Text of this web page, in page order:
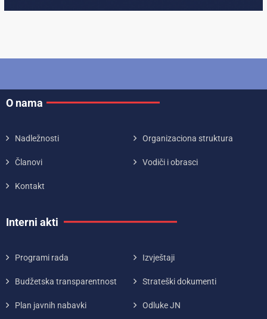
O nama
Nadležnosti Organizaciona struktura
Članovi Vodiči i obrasci
Kontakt
Interni akti
Programi rada Izvještaji
Budžetska transparentnost Strateški dokumenti
Plan javnih nabavki Odluke JN